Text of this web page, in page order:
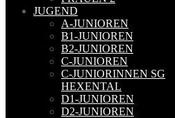
JUGEND
A-JUNIOREN
B1-JUNIOREN
B2-JUNIOREN
C-JUNIOREN
C-JUNIORINNEN SG
HEXENTAL
D1-JUNIOREN
D2-JUNIOREN